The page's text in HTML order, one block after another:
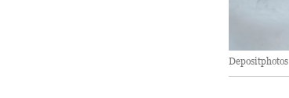
Depositphotos